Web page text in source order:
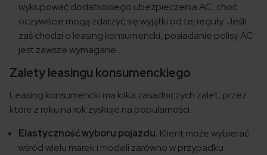
wykupować dodatkowego ubezpieczenia AC, choć
oczywiście mogą zdarzyć się wyjątki od tej reguły. Jeśli
zaś chodzi o leasing konsumencki, posiadanie polisy AC
jest zawsze wymagane.
Zalety leasingu konsumenckiego
Leasing konsumencki ma kilka zasadniczych zalet, przez
które z roku na rok zyskuje na popularności.
Elastyczność wyboru pojazdu. Klient może wybierać
wśród wielu marek i modeli zarówno w przypadku